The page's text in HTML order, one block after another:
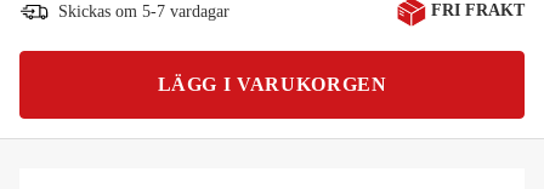
Skickas om 5-7 vardagar FRI FRAKT
LÄGG I VARUKORGEN